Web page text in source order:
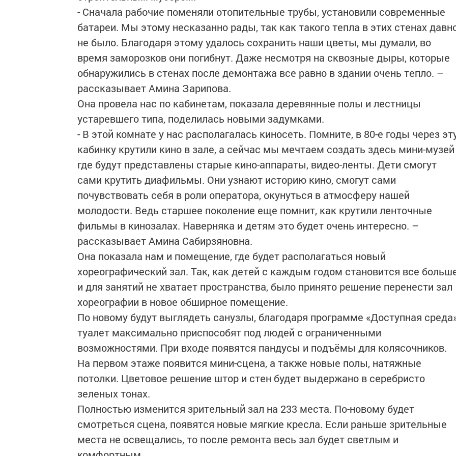
- Сначала рабочие поменяли отопительные трубы, установили современные
батареи. Мы этому несказанно рады, так как такого тепла в этих стенах
не было. Благодаря этому удалось сохранить наши цветы, мы думали, во
время заморозков они погибнут. Даже несмотря на сквозные дыры, которые
обнаружились в стенах после демонтажа все равно в здании очень тепло. –
рассказывает Амина Зарипова.
Она провела нас по кабинетам, показала деревянные полы и лестницы
устаревшего типа, поделилась новыми задумками.
- В этой комнате у нас располагалась киносеть. Помните, в 80-е годы через
кабинку крутили кино в зале, а сейчас мы мечтаем создать здесь мини-музей
где будут представлены старые кино-аппараты, видео-ленты. Дети смогут
сами крутить диафильмы. Они узнают историю кино, смогут сами
почувствовать себя в роли оператора, окунуться в атмосферу нашей
молодости. Ведь старшее поколение еще помнит, как крутили ленточные
фильмы в кинозалах. Наверняка и детям это будет очень интересно. –
рассказывает Амина Сабирзяновна.
Она показала нам и помещение, где будет располагаться новый
хореографический зал. Так, как детей с каждым годом становится все
и для занятий не хватает пространства, было принято решение перенести зал
хореографии в новое обширное помещение.
По новому будут выглядеть санузлы, благодаря программе «Доступная
туалет максимально приспособят под людей с ограниченными
возможностями. При входе появятся пандусы и подъёмы для колясочников.
На первом этаже появится мини-сцена, а также новые полы, натяжные
потолки. Цветовое решение штор и стен будет выдержано в серебристо
зеленых тонах.
Полностью изменится зрительный зал на 233 места. По-новому будет
смотреться сцена, появятся новые мягкие кресла. Если раньше зрительные
места не освещались, то после ремонта весь зал будет светлым и